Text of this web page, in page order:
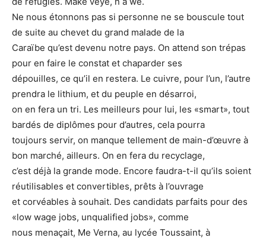
Ne nous étonnons pas si personne ne se bouscule tout
de suite au chevet du grand malade de la
Caraïbe qu’est devenu notre pays. On attend son trépas
pour en faire le constat et chaparder ses
dépouilles, ce qu’il en restera. Le cuivre, pour l’un, l’autre
prendra le lithium, et du peuple en désarroi,
on en fera un tri. Les meilleurs pour lui, les «smart», tout
bardés de diplômes pour d’autres, cela pourra
toujours servir, on manque tellement de main-d’œuvre à
bon marché, ailleurs. On en fera du recyclage,
c’est déjà la grande mode. Encore faudra-t-il qu’ils soient
réutilisables et convertibles, prêts à l’ouvrage
et corvéables à souhait. Des candidats parfaits pour des
«low wage jobs, unqualified jobs», comme
nous menaçait, Me Verna, au lycée Toussaint, à